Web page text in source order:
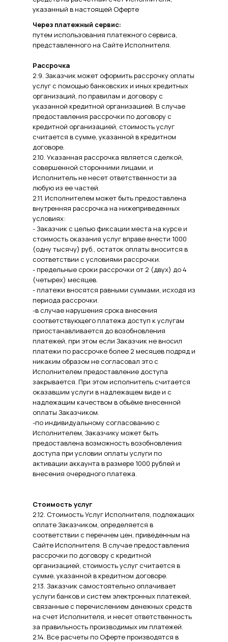
указанный в настоящей Оферте
Через платежный сервис:
путем использования платежного сервиса,
представленного на Сайте Исполнителя.
Рассрочка
2.9. Заказчик может оформить рассрочку оплаты
услуг с помощью банковских и иных кредитных
организаций, по правилам и договору с
указанной кредитной организацией. В случае
предоставления рассрочки по договору с
кредитной организацией, стоимость услуг
считается в сумме, указанной в кредитном
договоре.
2.10. Указанная рассрочка является сделкой,
совершенной сторонними лицами, и
Исполнитель не несет ответственности за
любую из ее частей.
2.11. Исполнителем может быть предоставлена
внутренняя рассрочка на нижеприведенных
условиях:
- Заказчик с целью фиксации места на курсе и
стоимость оказания услуг вправе внести 1000
(одну тысячу) руб., остаток оплаты вносится в
соответствии с условиями рассрочки.
- предельные сроки рассрочки от 2 (двух) до 4
(четырех) месяцев.
- платежи вносятся равными суммами, исходя из
периода рассрочки.
-в случае нарушения срока внесения
соответствующего платежа доступ к услугам
приостанавливается до возобновления
платежей, при этом если Заказчик не вносил
платежи по рассрочке более 2 месяцев подряд и
никаким образом не согласовал это с
Исполнителем предоставление доступа
закрывается. При этом исполнитель считается
оказавшим услуги в надлежащем виде и с
надлежащим качеством в объёме внесенной
оплаты Заказчиком.
-по индивидуальному согласованию с
Исполнителем, Заказчику может быть
предоставлена возможность возобновления
доступа при условии оплаты услуги по
активации аккаунта в размере 1000 рублей и
внесения очередного платежа.
Стоимость услуг
2.12. Стоимость Услуг Исполнителя, подлежащих
оплате Заказчиком, определяется в
соответствии с перечнем цен, приведенным на
Сайте Исполнителя. В случае предоставления
рассрочки по договору с кредитной
организацией, стоимость услуг считается в
сумме, указанной в кредитном договоре.
2.13. Заказчик самостоятельно оплачивает
услуги банков и систем электронных платежей,
связанные с перечислением денежных средств
на счет Исполнителя, и несет ответственность
за правильность производимых им платежей.
2.14. Все расчеты по Оферте производятся в